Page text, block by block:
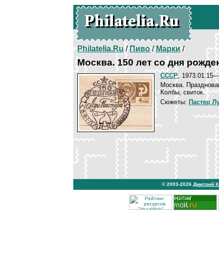
Philatelia.Ru/Пиво/Марки/
Москва. 150 лет со дня
СССР,
Москва.
Колбы, свиток.
Сюжеты: Пастер
© 2003-2026 Дмитрий